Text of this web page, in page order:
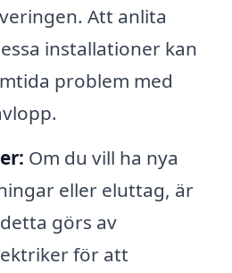
Att anlita
installationer kan
problem med
Om du vill ha nya
eller eluttag, är
görs av
för att